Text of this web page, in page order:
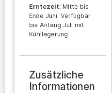
Erntezeit: Mitte bis
Ende Juni. Verfügbar
bis Anfang Juli mit
Kühllagerung
Zusätzliche
Informationen